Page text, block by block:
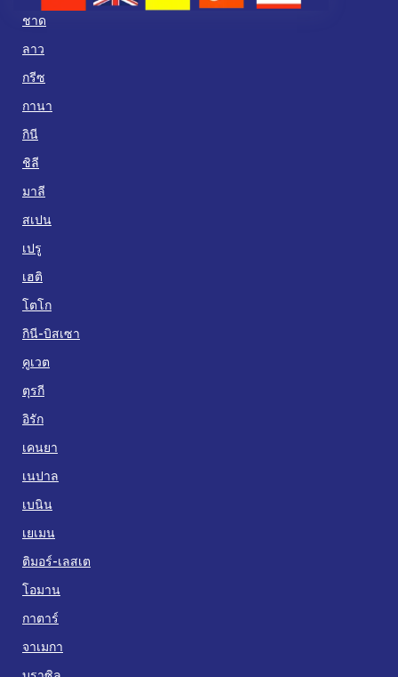
ชาด
ลาว
กรีซ
กานา
กินี
ชิลี
มาลี
สเปน
เปรู
เฮติ
โตโก
กินี-บิสเซา
คูเวต
ตุรกี
อิรัก
เคนยา
เนปาล
เบนิน
เยเมน
ติมอร์-เลสเต
โอมาน
กาตาร์
จาเมกา